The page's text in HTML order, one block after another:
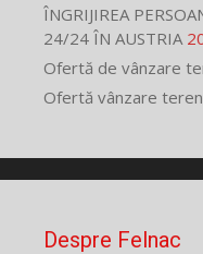
ÎNGRIJIREA
24/24 ÎN AUSTRIA
Ofertă de vânzare
Ofertă vânzare teren
Despre Felnac